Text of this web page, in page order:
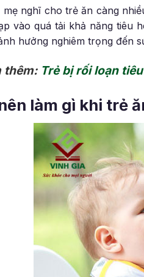
mẹ nghĩ cho trẻ ăn càng
vào quá tải khả năng tiêu
hưởng nghiêm trọng đến
thêm: Trẻ bị rối loạn
làm gì khi trẻ